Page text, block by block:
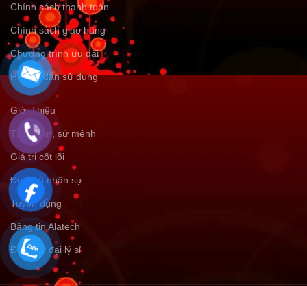
Chính sách thanh toán
Chính sách giao hàng
Chương trình ưu đãi
Hướng dẫn sử dụng
Giới Thiệu
Tầm nhìn, sứ mệnh
Giá trị cốt lõi
Đội ngũ nhân sự
Tuyển dụng
Bảng tin Alatech
Đăng ký đại lý sỉ